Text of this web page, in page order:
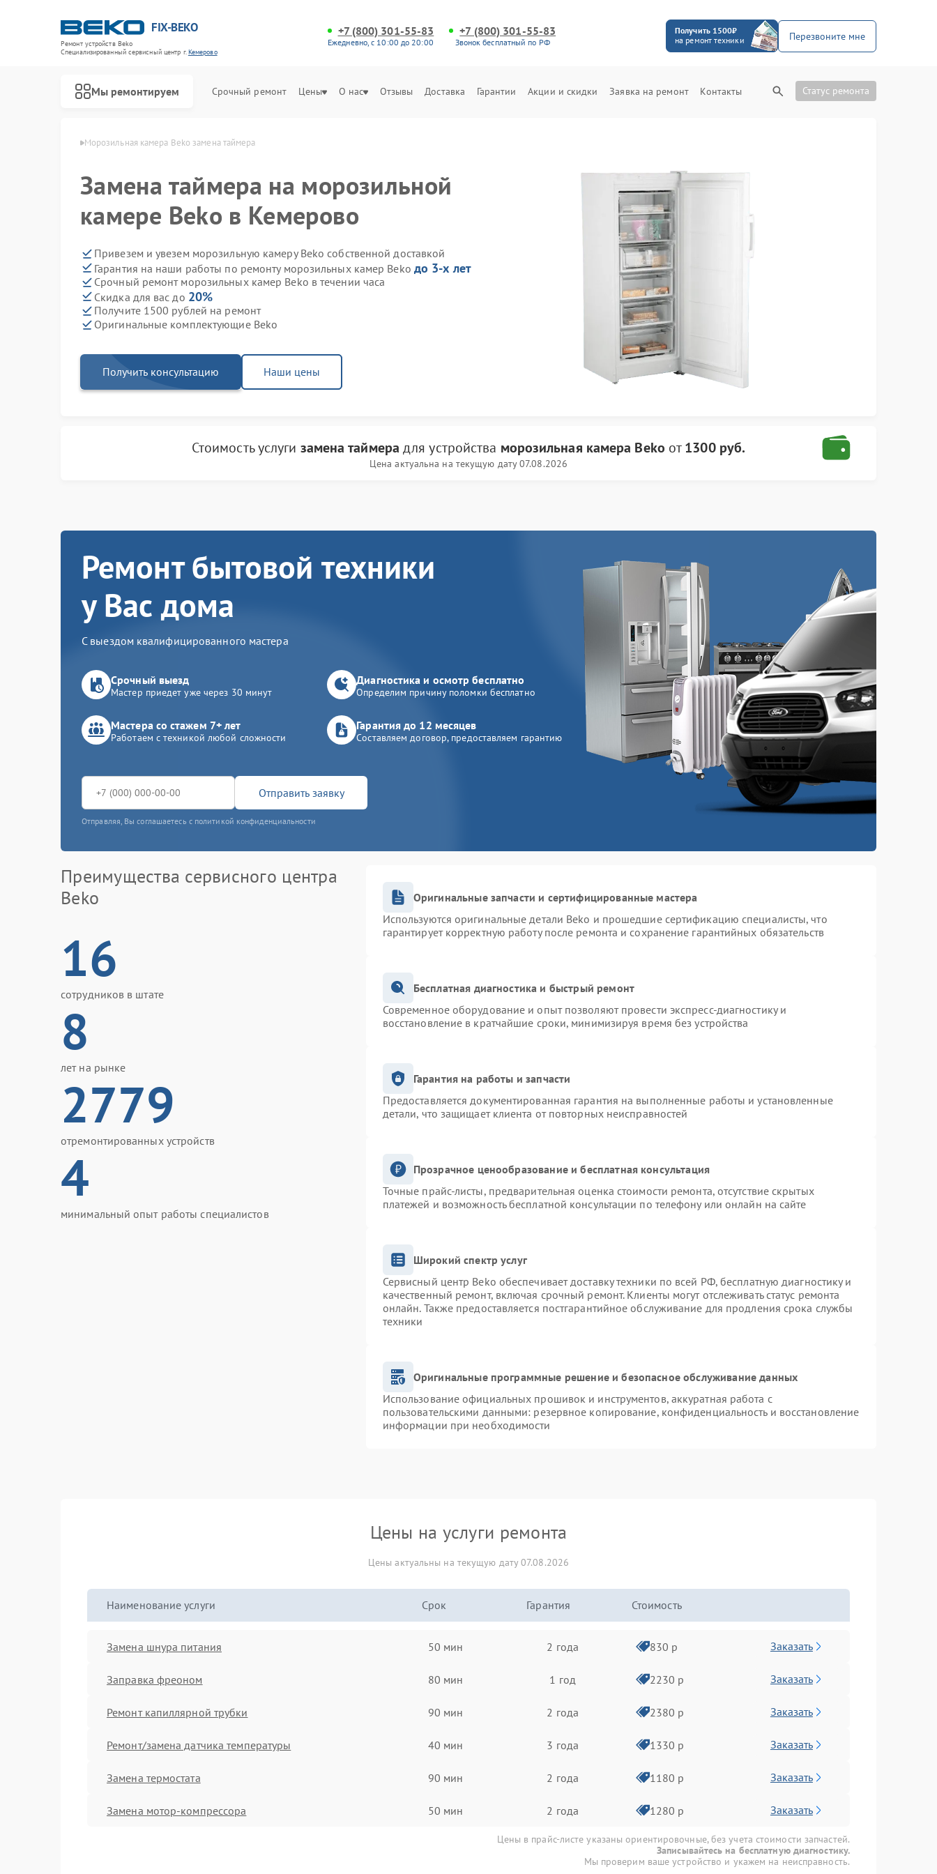
FIX-BEKO
Ремонт устройств Beko
Специализированный cервисный центр г.Кемерово
+7 (800) 301-55-83
Ежедневно, с 10:00 до 20:00
+7 (800) 301-55-83
Звонок бесплатный по РФ
Получить 1500₽
на ремонт техники
Перезвоните мне
Мы ремонтируем Срочный ремонт Цены О нас Отзывы Доставка Гарантии Акции и скидки Заявка на ремонт Контакты Статус ремонта
Морозильная камера Beko замена таймера
Замена таймера на морозильной
камере Beko в Кемерово
Привезем и увезем морозильную камеру Beko собственной доставкой
Гарантия на наши работы по ремонту морозильных камер Beko до 3-х лет
Срочный ремонт морозильных камер Beko в течении часа
Скидка для вас до 20%
Получите 1500 рублей на ремонт
Оригинальные комплектующие Beko
Получить консультацию Наши цены
Стоимость услуги замена таймера для устройства морозильная камера Beko от1300 руб.
Цена актуальна на текущую дату 07.08.2026
Ремонт бытовой техники
у Вас дома
С выездом квалифицированного мастера
Срочный выезд
Мастер приедет уже через 30 минут
Диагностика и осмотр бесплатно
Определим причину поломки бесплатно
Мастера со стажем 7+ лет
Работаем с техникой любой сложности
Гарантия до 12 месяцев
Составляем договор, предоставляем гарантию
Отправить заявку
Отправляя, Вы соглашаетесь с политикой конфиденциальности
Преимущества сервисного центра
Beko
16
сотрудников в штате
8
лет на рынке
2779
отремонтированных устройств
4
минимальный опыт работы специалистов
Оригинальные запчасти и сертифицированные мастера
Используются оригинальные детали Beko и прошедшие сертификацию специалисты, что
гарантирует корректную работу после ремонта и сохранение гарантийных обязательств
Бесплатная диагностика и быстрый ремонт
Современное оборудование и опыт позволяют провести экспресс-диагностику и
восстановление в кратчайшие сроки, минимизируя время без устройства
Гарантия на работы и запчасти
Предоставляется документированная гарантия на выполненные работы и установленные
детали, что защищает клиента от повторных неисправностей
Прозрачное ценообразование и бесплатная консультация
Точные прайс-листы, предварительная оценка стоимости ремонта, отсутствие скрытых
платежей и возможность бесплатной консультации по телефону или онлайн на сайте
Широкий спектр услуг
Сервисный центр Beko обеспечивает доставку техники по всей РФ, бесплатную диагностику и
качественный ремонт, включая срочный ремонт. Клиенты могут отслеживать статус ремонта
онлайн. Также предоставляется постгарантийное обслуживание для продления срока службы
техники
Оригинальные программные решение и безопасное обслуживание данных
Использование официальных прошивок и инструментов, аккуратная работа с
пользовательскими данными: резервное копирование, конфиденциальность и восстановление
информации при необходимости
Цены на услуги ремонта
Цены актуальны на текущую дату 07.08.2026
Наименование услуги Срок Гарантия Стоимость
Замена шнура питания 50 мин 2 года 830 р Заказать
Заправка фреоном 80 мин 1 год 2230 р Заказать
Ремонт капиллярной трубки 90 мин 2 года 2380 р Заказать
Ремонт/замена датчика температуры 40 мин 3 года 1330 р Заказать
Замена термостата 90 мин 2 года 1180 р Заказать
Замена мотор-компрессора 50 мин 2 года 1280 р Заказать
Цены в прайс-листе указаны ориентировочные, без учета стоимости запчастей.
Записывайтесь на бесплатную диагностику.
Мы проверим ваше устройство и укажем на неисправность.